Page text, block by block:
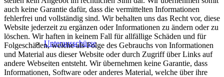
Unterausschüsse
auch keine Garantie dafür, dass die vermittelten Informationen
fehlerfrei und vollständig sind. Wir behalten uns das Recht vor, diese
Website jederzeit zu ergänzen oder Informationen zu ändern oder zu
löschen. Wir haften in keinem Fall für allfällige Schäden und für
Folgeschäden, welche als Folge des Gebrauchs von Informationen
und Material aus dieser Website oder durch Zugriff über Links auf
andere Webseiten entsteht. Wir übernehmen keine Garantie, dass
Informationen, Software oder anderes Material, welche über ihre